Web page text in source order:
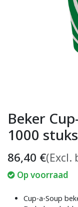
Beker
1000 stuks
86,40 €(Excl.
Op voorraad
Cup-a-Soup